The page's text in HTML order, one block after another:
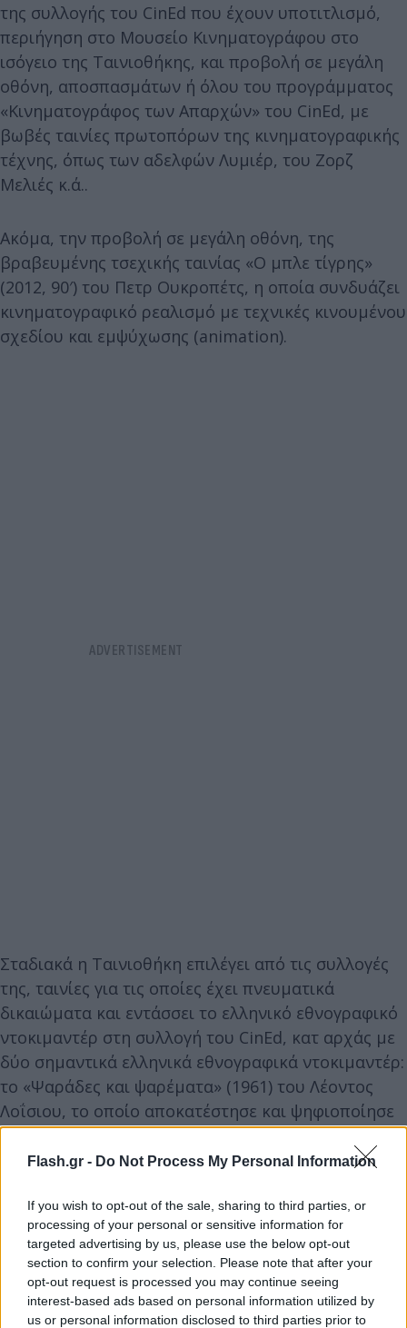
Flash.gr - Do Not Process My Personal Information
If you wish to opt-out of the sale, sharing to third parties, or
processing of your personal or sensitive information for
targeted advertising by us, please use the below opt-out
section to confirm your selection. Please note that after your
opt-out request is processed you may continue seeing
interest-based ads based on personal information utilized by
us or personal information disclosed to third parties prior to
της συλλογής του CinEd που έχουν υποτιτλισμό,
περιήγηση στο Μουσείο Κινηματογράφου στο
ισόγειο της Ταινιοθήκης, και προβολή σε μεγάλη
οθόνη, αποσπασμάτων ή όλου του προγράμματος
«Κινηματογράφος των Απαρχών» του CinEd, με
βωβές ταινίες πρωτοπόρων της κινηματογραφικής
τέχνης, όπως των αδελφών Λυμιέρ, του Ζορζ
Μελιές κ.ά..
Ακόμα, την προβολή σε μεγάλη οθόνη, της
βραβευμένης τσεχικής ταινίας «Ο μπλε τίγρης»
(2012, 90′) του Πετρ Ουκροπέτς, η οποία συνδυάζει
κινηματογραφικό ρεαλισμό με τεχνικές κινουμένου
σχεδίου και εμψύχωσης (animation).
Σταδιακά η Ταινιοθήκη επιλέγει από τις συλλογές
της, ταινίες για τις οποίες έχει πνευματικά
δικαιώματα και εντάσσει το ελληνικό εθνογραφικό
ντοκιμαντέρ στη συλλογή του CinEd, κατ αρχάς με
δύο σημαντικά ελληνικά εθνογραφικά ντοκιμαντέρ:
το «Ψαράδες και ψαρέματα» (1961) του Λέοντος
Λοΐσιου, το οποίο αποκατέστησε και ψηφιοποίησε
πρόσφατα, και το «Λουόμενοι» (2008) της
ντοκιμαντερίστριας Εύας Στεφανή. Τα ντοκιμαντέρ
διαμορφωμένο σύμφωνα με την παιδαγωγική
φιλοσοφία του CinEd και θα μπορούν να
αξιοποιηθούν για την εκπαίδευση στην λιγότερη
αναγνωρισμένη κινηματογραφική τέχνη του
δημιουργικού ντοκιμαντέρ, τόσο στην Ελλάδα όσο